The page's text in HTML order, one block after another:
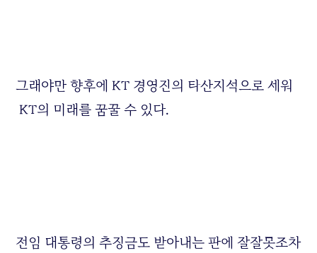
그래야만 향후에 KT 경영진의 타산지석으로 세워
KT의 미래를 꿈꿀 수 있다.
전임 대통령의 추징금도 받아내는 판에 잘잘못조차